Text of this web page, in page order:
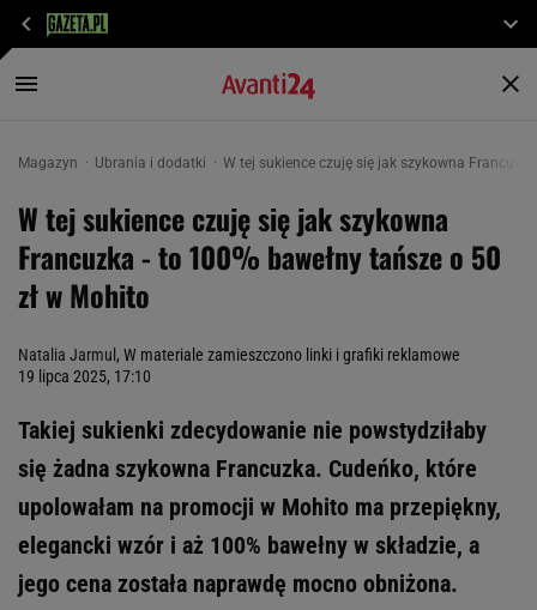
Magazyn Ubrania i dodatki W tej sukience czuję się jak szykowna
W tej sukience czuję się jak szykowna
Francuzka - to 100% bawełny tańsze o 50
zł w Mohito
Natalia Jarmul , W materiale zamieszczono linki i grafiki reklamowe
19 lipca 2025, 17:10
Takiej sukienki zdecydowanie nie powstydziłaby
się żadna szykowna Francuzka. Cudeńko, które
upolowałam na promocji w Mohito ma przepiękny,
elegancki wzór i aż 100% bawełny w składzie, a
jego cena została naprawdę mocno obniżona.